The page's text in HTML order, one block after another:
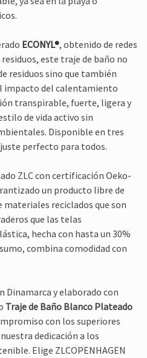
ECONYL®, obtenido de redes
este traje de baño no
residuos sino que también
impacto del calentamiento
transpirable, fuerte, ligera y
de vida activo sin
Disponible en tres
perfecto para todos.
ZLC con certificación Oeko-
un producto libre de
materiales reciclados que son
que las telas
hecha con hasta un 30%
combina comodidad con
Dinamarca y elaborado con
Traje de Baño Blanco Plateado
con los superiores
dedicación a los
Elige ZLCOPENHAGEN